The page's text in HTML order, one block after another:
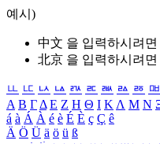
예시)
中文 을 입력하시려면
北京 을 입력하시려면
ㅥ ㅦ ㅧ ㅨ ㅩ ㅪ ㅫ ㅬ ㅭ ㅮ
Α Β ΓΔ Ε Ζ Η Θ Ι ΚΛ Μ Ν
á à Á À é è É È ç Ç ê
Ä Ö Ü ä ö ü ß